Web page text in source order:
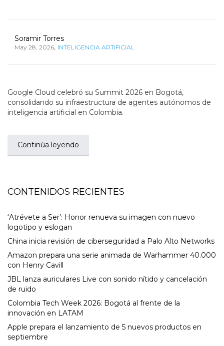
Soramir Torres
May 28, 2026, INTELIGENCIA ARTIFICIAL
Google Cloud celebró su Summit 2026 en Bogotá,
consolidando su infraestructura de agentes autónomos de
inteligencia artificial en Colombia.
Continúa leyendo
CONTENIDOS RECIENTES
‘Atrévete a Ser’: Honor renueva su imagen con nuevo
logotipo y eslogan
China inicia revisión de ciberseguridad a Palo Alto Networks
Amazon prepara una serie animada de Warhammer 40.000
con Henry Cavill
JBL lanza auriculares Live con sonido nítido y cancelación
de ruido
Colombia Tech Week 2026: Bogotá al frente de la
innovación en LATAM
Apple prepara el lanzamiento de 5 nuevos productos en
septiembre